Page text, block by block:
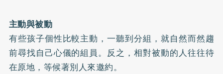
主動與被動
有些孩子個性比較主動，一聽到分組，就自然而然趨
前尋找自己心儀的組員。反之，相對被動的人往往待
在原地，等候著別人來邀約。